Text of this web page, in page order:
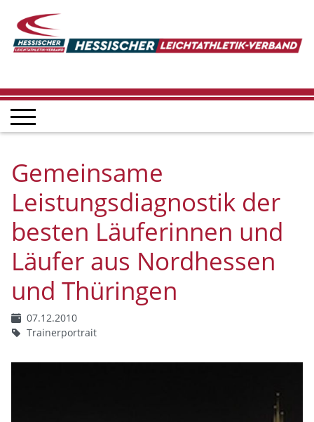
Gemeinsame
Leistungsdiagnostik der
besten Läuferinnen und
Läufer aus Nordhessen
und Thüringen
07.12.2010
Trainerportrait